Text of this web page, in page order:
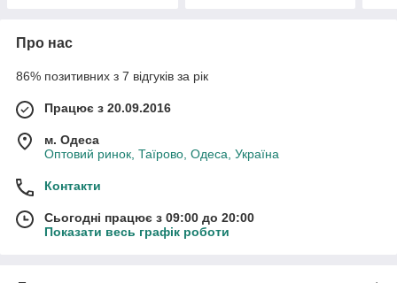
Про нас
86% позитивних з 7 відгуків за рік
Працює з 20.09.2016
м. Одеса
Оптовий ринок, Таїрово, Одеса, Україна
Контакти
Сьогодні працює з 09:00 до 20:00
Показати весь графік роботи